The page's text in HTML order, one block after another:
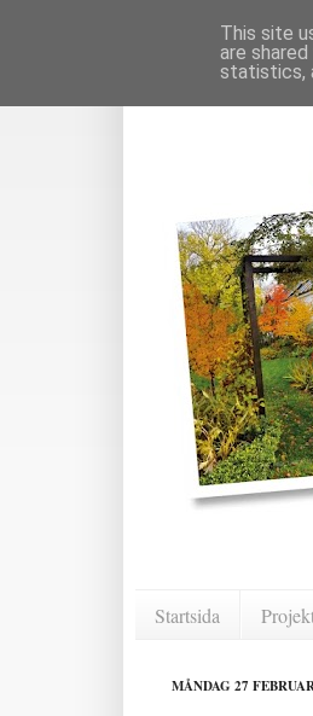
Startsida
MÅNDAG 27
This site
are
statistics,